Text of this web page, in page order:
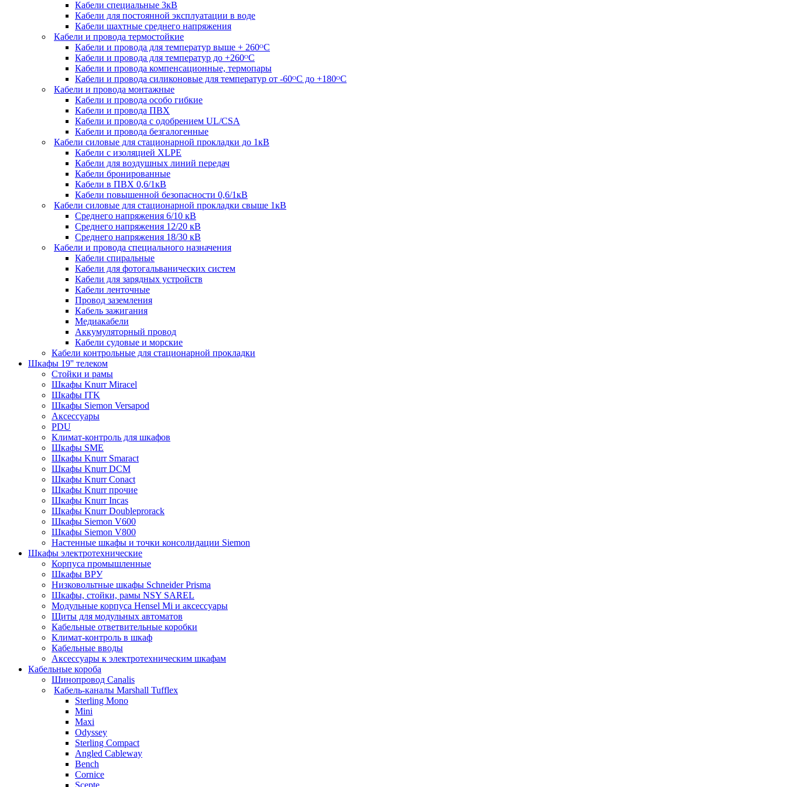
Кабели специальные 3кВ
Кабели для постоянной эксплуатации в воде
Кабели шахтные среднего напряжения
Кабели и провода термостойкие
Кабели и провода для температур выше + 260ᴼС
Кабели и провода для температур до +260ᴼС
Кабели и провода компенсационные, термопары
Кабели и провода силиконовые для температур от -60ᴼC до +180ᴼС
Кабели и провода монтажные
Кабели и провода особо гибкие
Кабели и провода ПВХ
Кабели и провода с одобрением UL/CSA
Кабели и провода безгалогенные
Кабели силовые для стационарной прокладки до 1кВ
Кабели c изоляцией XLPE
Кабели для воздушных линий передач
Кабели бронированные
Кабели в ПВХ 0,6/1кВ
Кабели повышенной безопасности 0,6/1кВ
Кабели силовые для стационарной прокладки свыше 1кВ
Среднего напряжения 6/10 кВ
Среднего напряжения 12/20 кВ
Среднего напряжения 18/30 кВ
Кабели и провода специального назначения
Кабели спиральные
Кабели для фотогальванических систем
Кабели для зарядных устройств
Кабели ленточные
Провод заземления
Кабель зажигания
Медиакабели
Аккумуляторный провод
Кабели судовые и морские
Кабели контрольные для стационарной прокладки
Шкафы 19'' телеком
Стойки и рамы
Шкафы Knurr Miracel
Шкафы ITK
Шкафы Siemon Versapod
Аксессуары
PDU
Климат-контроль для шкафов
Шкафы SME
Шкафы Knurr Smaract
Шкафы Knurr DCM
Шкафы Knurr Conact
Шкафы Knurr прочие
Шкафы Knurr Incas
Шкафы Knurr Doubleprorack
Шкафы Siemon V600
Шкафы Siemon V800
Настенные шкафы и точки консолидации Siemon
Шкафы электротехнические
Корпуса промышленные
Шкафы ВРУ
Низковольтные шкафы Schneider Prisma
Шкафы, стойки, рамы NSY SAREL
Модульные корпуса Hensel Mi и аксессуары
Щиты для модульных автоматов
Кабельные ответвительные коробки
Климат-контроль в шкаф
Кабельные вводы
Аксессуары к электротехническим шкафам
Кабельные короба
Шинопровод Canalis
Кабель-каналы Marshall Tufflex
Sterling Mono
Mini
Maxi
Odyssey
Sterling Compact
Angled Cableway
Bench
Cornice
Scepte